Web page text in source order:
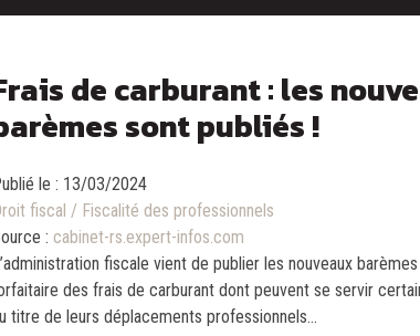
de carburant : les
sont publiés !
le : 13/03/2024
fiscal / Fiscalité des professionnels
: cabinet-rs.expert-infos.com
fiscale vient de publier les nouveaux barèmes
des frais de carburant dont peuvent se servir
titre de leurs déplacements professionnels...